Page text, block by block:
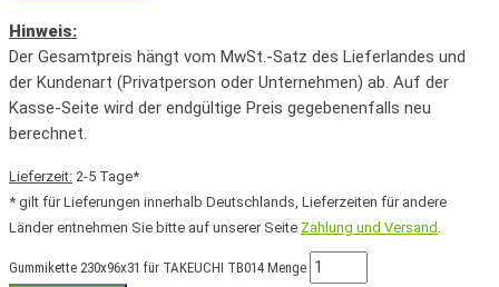
Hinweis:
Der Gesamtpreis hängt vom MwSt.-Satz des Lieferlandes und
der Kundenart (Privatperson oder Unternehmen) ab. Auf der
Kasse-Seite wird der endgültige Preis gegebenenfalls neu
berechnet.
Lieferzeit: 2-5 Tage*
* gilt für Lieferungen innerhalb Deutschlands, Lieferzeiten für andere
Länder entnehmen Sie bitte auf unserer Seite Zahlung und Versand
Gummikette 230x96x31 für TAKEUCHI TB014 Menge